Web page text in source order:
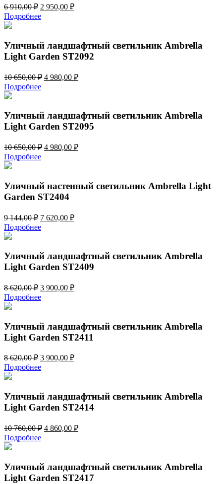
6 910,00₽ Первоначальная
цена
составляла
910,00 ₽.
2 950,00 ₽Текущая
Подробнее
Уличный ландшафтный светильник Ambrella
Light Garden ST2092
10 650,00₽ Первоначальная
650,00 ₽.
4 980,00 ₽Текущая
Подробнее
Уличный ландшафтный светильник Ambrella
Light Garden ST2095
10 650,00₽ Первоначальная
4 980,00 ₽Текущая
Подробнее
Уличный настенный светильник Ambrella Light
Garden ST2404
9 144,00₽ Первоначальная
цена
составляла
144,00 ₽.
7 620,00 ₽Текущая
Подробнее
Уличный ландшафтный светильник Ambrella
Light Garden ST2409
8 620,00₽ Первоначальная
цена
составляла
620,00 ₽.
3 900,00 ₽Текущая
Подробнее
Уличный ландшафтный светильник Ambrella
Light Garden ST2411
8 620,00₽ Первоначальная
цена
составляла
620,00 ₽.
3 900,00 ₽Текущая
Подробнее
Уличный ландшафтный светильник Ambrella
Light Garden ST2414
10 760,00₽ Первоначальная
4 860,00 ₽Текущая
Подробнее
Уличный ландшафтный светильник Ambrella
Light Garden ST2417